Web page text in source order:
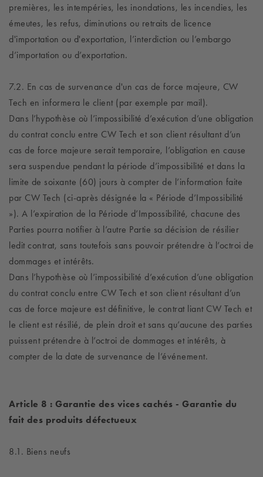
premières, les intempéries, les inondations, les incendies, les
émeutes, les refus, diminutions ou retraits de licence
d'importation ou d'exportation, l’interdiction ou l’embargo
d’importation ou d’exportation.
7.2. En cas de survenance d'un cas de force majeure, CW
Tech en informera le client (par exemple par mail).
Dans l’hypothèse où l’impossibilité d’exécution d’une obligation
du contrat conclu entre CW Tech et son client résultant d’un
cas de force majeure serait temporaire, l’obligation en cause
sera suspendue pendant la période d’impossibilité et dans la
limite de soixante (60) jours à compter de l’information faite
par CW Tech (ci-après désignée la « Période d’Impossibilité
»). A l’expiration de la Période d’Impossibilité, chacune des
Parties pourra notifier à l’autre Partie sa décision de résilier
ledit contrat, sans toutefois sans pouvoir prétendre à l’octroi de
dommages et intérêts.
Dans l’hypothèse où l’impossibilité d’exécution d’une obligation
du contrat conclu entre CW Tech et son client résultant d’un
cas de force majeure est définitive, le contrat liant CW Tech et
le client est résilié, de plein droit et sans qu’aucune des parties
puissent prétendre à l’octroi de dommages et intérêts, à
compter de la date de survenance de l’événement.
Article 8 : Garantie des vices cachés - Garantie du
fait des produits défectueux
8.1. Biens neufs